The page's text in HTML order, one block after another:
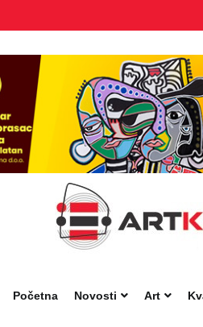
Početna
Novosti Art